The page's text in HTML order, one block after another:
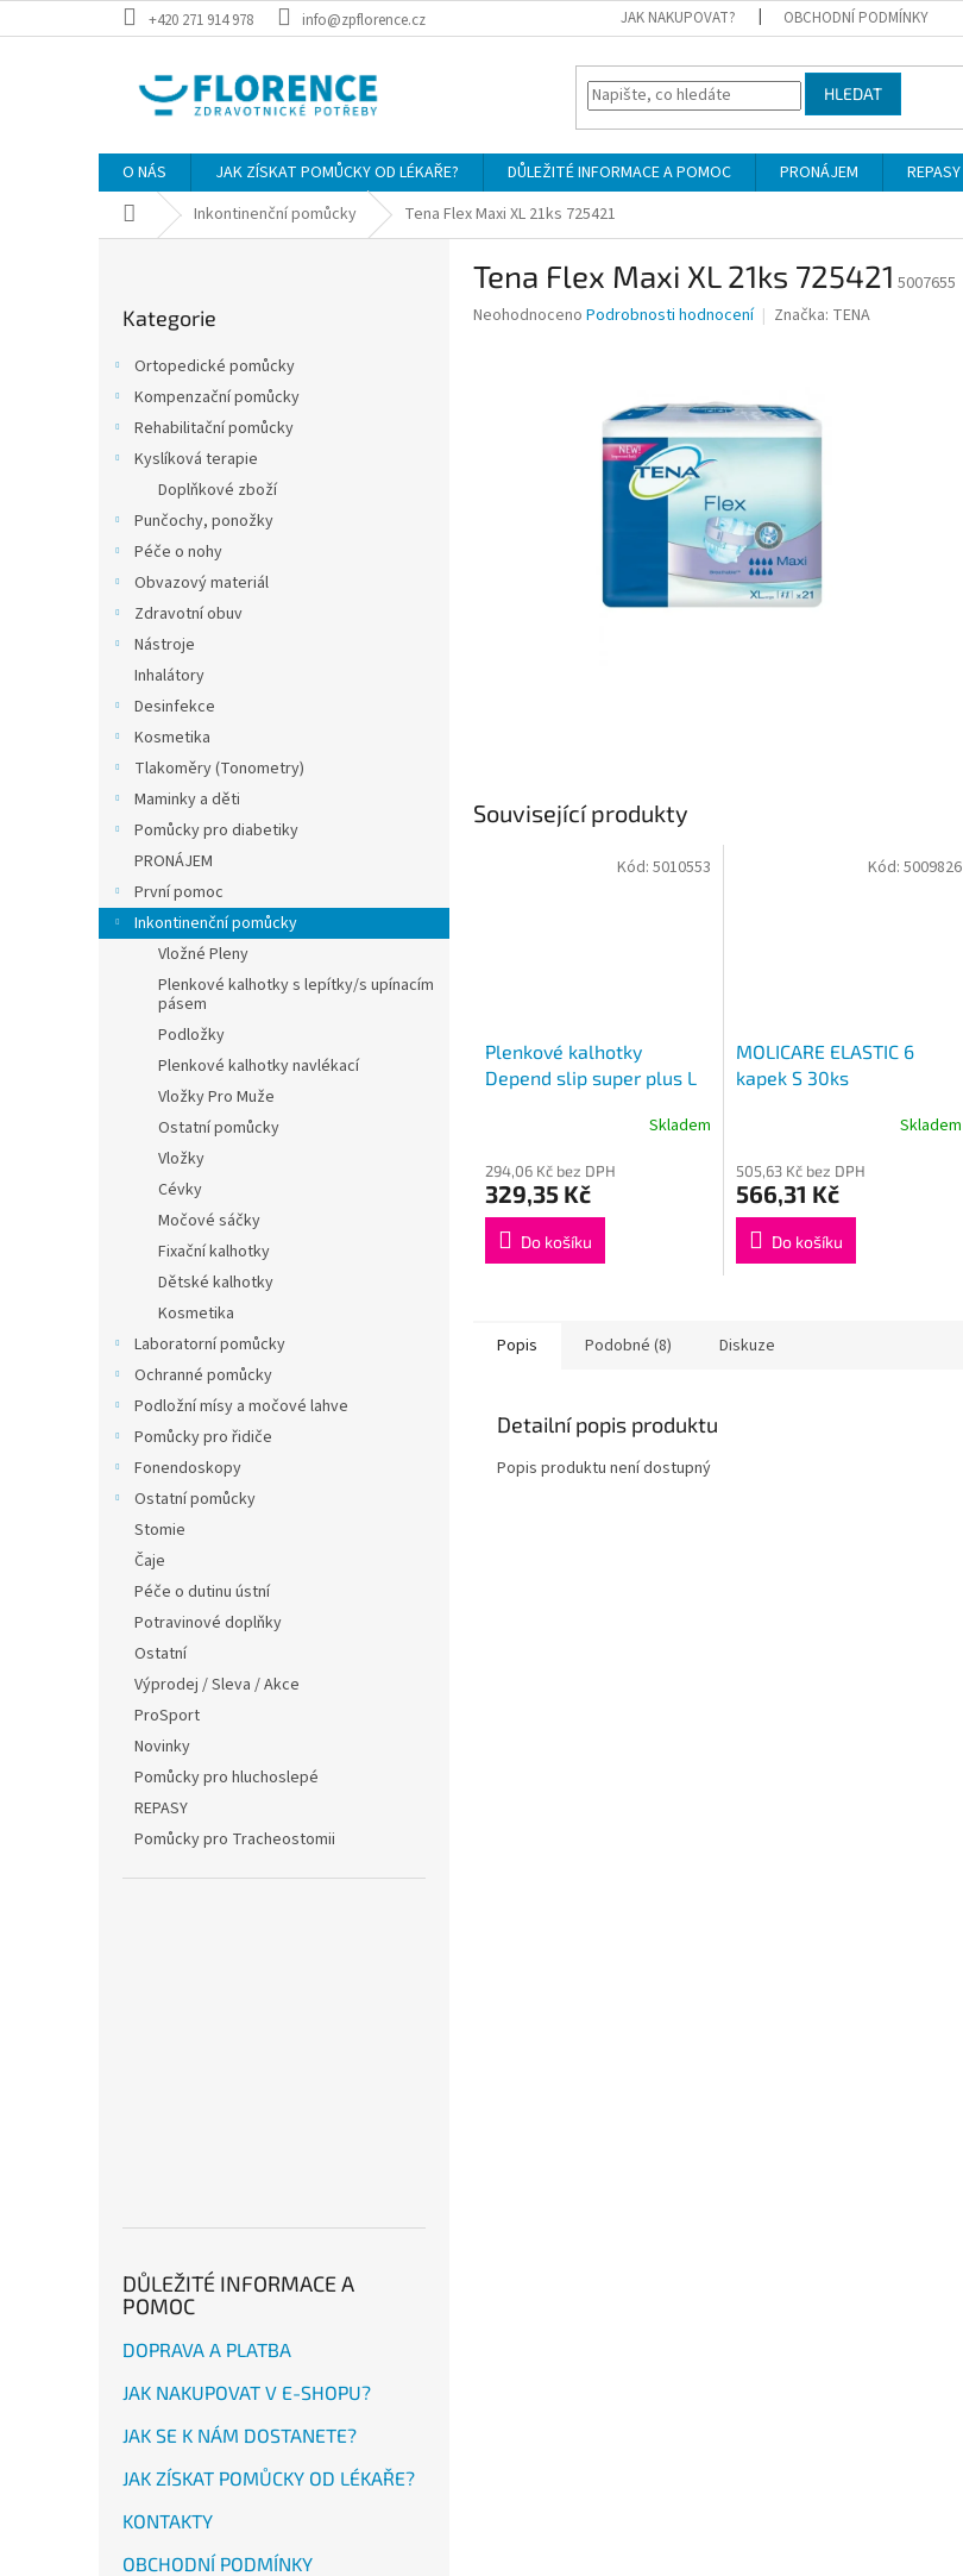
na
+420 271 914 978 info@zpflorence.cz JAK NAKUPOVAT? OBCHODNÍ PODMÍNKY
HLEDAT
O NÁS JAK ZÍSKAT POMŮCKY OD LÉKAŘE? DŮLEŽITÉ INFORMACE A POMOC PRONÁJEM REPASY
Domů Inkontinenční pomůcky Tena Flex Maxi XL 21ks 725421
kategorie
Kategorie
Ortopedické pomůcky
Kompenzační pomůcky
Rehabilitační pomůcky
Kyslíková terapie
Doplňkové zboží
Punčochy, ponožky
Péče o nohy
Obvazový materiál
Zdravotní obuv
Nástroje
Inhalátory
Desinfekce
Kosmetika
Tlakoměry (Tonometry)
Maminky a děti
Pomůcky pro diabetiky
PRONÁJEM
První pomoc
Inkontinenční pomůcky
Vložné Pleny
Plenkové kalhotky s lepítky/s upínacím
pásem
Podložky
Plenkové kalhotky navlékací
Vložky Pro Muže
Ostatní pomůcky
Vložky
Cévky
Močové sáčky
Fixační kalhotky
Dětské kalhotky
Kosmetika
Laboratorní pomůcky
Ochranné pomůcky
Podložní mísy a močové lahve
Pomůcky pro řidiče
Fonendoskopy
Ostatní pomůcky
Stomie
Čaje
Péče o dutinu ústní
Potravinové doplňky
Ostatní
Výprodej / Sleva / Akce
ProSport
Novinky
Pomůcky pro hluchoslepé
REPASY
Pomůcky pro Tracheostomii
DŮLEŽITÉ INFORMACE A
POMOC
DOPRAVA A PLATBA
JAK NAKUPOVAT V E-SHOPU?
JAK SE K NÁM DOSTANETE?
JAK ZÍSKAT POMŮCKY OD LÉKAŘE?
KONTAKTY
OBCHODNÍ PODMÍNKY
Tena Flex Maxi XL 21ks 725421 5007655
Průměrné
Neohodnoceno Podrobnosti hodnocení Značka: TENA
Související produkty
Plenkové kalhotky
Depend slip super plus L
Skladem
294,06 Kč bez DPH
329,35 Kč
Do košíku
Kód: 5010553
MOLICARE ELASTIC 6
kapek S 30ks
Skladem
505,63 Kč bez DPH
566,31 Kč
Do košíku
Kód: 5009826
Popis Podobné (8) Diskuze
Detailní popis produktu
Popis produktu není dostupný